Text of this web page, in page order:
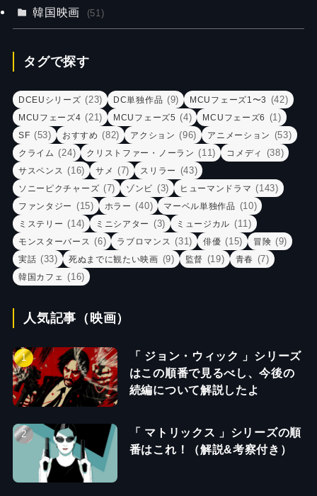
韓国映画 (51)
タグで探す
DCEUシリーズ (23) DC単独作品 (9) MCUフェーズ1〜3 (42)
MCUフェーズ4 (21) MCUフェーズ5 (4) MCUフェーズ6 (1)
SF (53) おすすめ (82) アクション (96) アニメーション (53)
クライム (24) クリストファー・ノーラン (11) コメディ (38)
サスペンス (16) サメ (7) スリラー (43)
ソニーピクチャーズ (7) ゾンビ (3) ヒューマンドラマ (143)
ファンタジー (15) ホラー (40) マーベル単独作品 (10)
ミステリー (14) ミニシアター (3) ミュージカル (11)
モンスターバース (6) ラブロマンス (31) 俳優 (15) 冒険 (9)
実話 (33) 死ぬまでに観たい映画 (9) 監督 (19) 青春 (7)
韓国カフェ (16)
人気記事（映画）
「 ジョン・ウィック 」シリーズ
はこの順番で見るべし、今後の
続編について解説したよ
「 マトリックス 」シリーズの順
番はこれ！（解説&考察付き）